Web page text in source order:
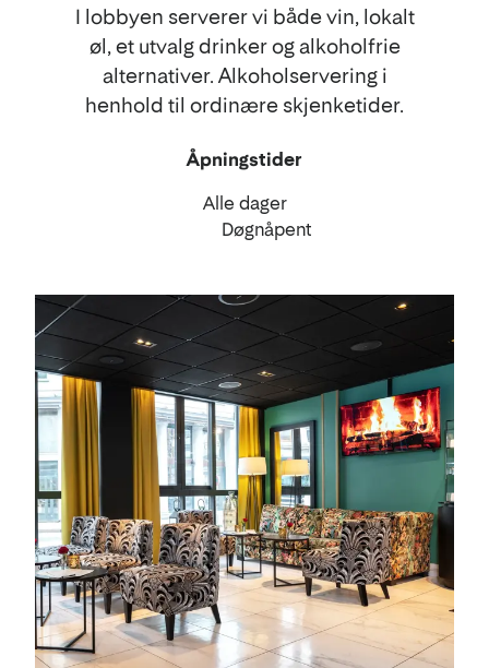
I lobbyen serverer vi både vin, lokalt
øl, et utvalg drinker og alkoholfrie
alternativer. Alkoholservering i
henhold til ordinære skjenketider.
Åpningstider
Alle dager
Døgnåpent